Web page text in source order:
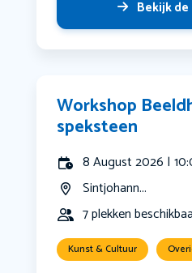
Bekijk
Workshop
speksteen
8 August 2026 |
Sintjohann...
7 plekken
Kunst & Cultuur